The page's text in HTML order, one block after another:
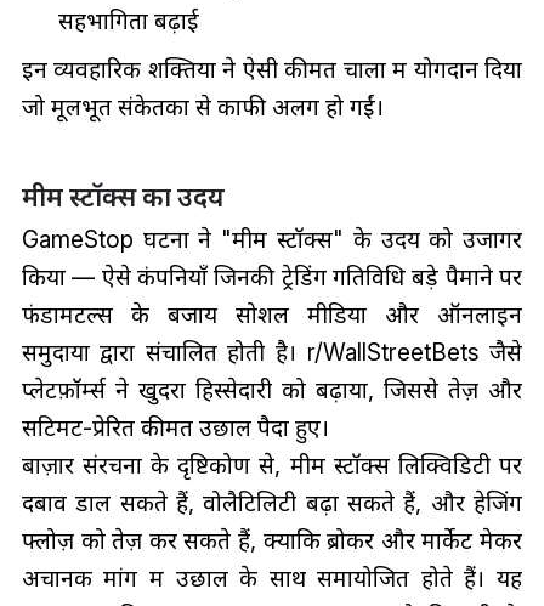
सहभागिता बढ़ाई
इन व्यवहारिक शक्तियों ने ऐसी कीमत चालों में योगदान दिया
जो मूलभूत संकेतकों से काफी अलग हो गईं।
मीम स्टॉक्स का उदय
GameStop घटना ने "मीम स्टॉक्स" के उदय को उजागर
किया — ऐसे कंपनियाँ जिनकी ट्रेडिंग गतिविधि बड़े पैमाने पर
फंडामेंटल्स के बजाय सोशल मीडिया और ऑनलाइन
समुदायों द्वारा संचालित होती है। r/WallStreetBets जैसे
प्लेटफ़ॉर्म्स ने खुदरा हिस्सेदारी को बढ़ाया, जिससे तेज़ और
सेंटिमेंट-प्रेरित कीमत उछाल पैदा हुए।
बाज़ार संरचना के दृष्टिकोण से, मीम स्टॉक्स लिक्विडिटी पर
दबाव डाल सकते हैं, वोलैटिलिटी बढ़ा सकते हैं, और हेजिंग
फ्लोज़ को तेज़ कर सकते हैं, क्योंकि ब्रोकर और मार्केट मेकर
अचानक मांग में उछाल के साथ समायोजित होते हैं। यह